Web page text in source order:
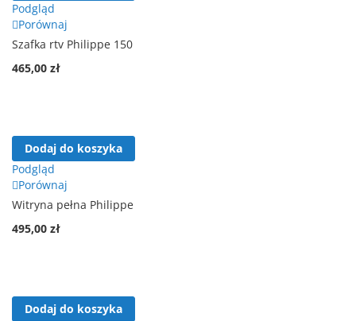
Podgląd
Porównaj
Szafka rtv Philippe 150
465,00 zł
Dodaj do koszyka
Podgląd
Porównaj
Witryna pełna Philippe
495,00 zł
Dodaj do koszyka